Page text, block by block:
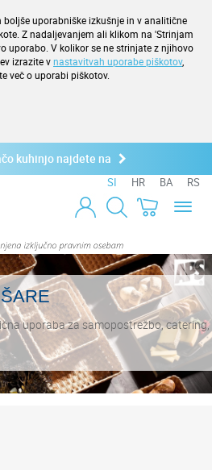
boljše uporabniške izkušnje in v analitične
Z nadaljevanjem ali klikom na 'Strinjam
uporabo. V kolikor se ne strinjate z njihovo
izrazite vnastavitvah uporabe piškotov,
več o uporabi piškotov.
kuhinjo najdete na
SI HR BA
RS
Toggle
uporaba za samopostrežbo,